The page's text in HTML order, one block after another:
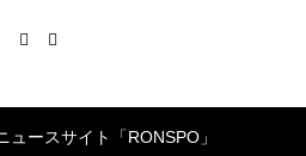
ュースサイト「RONSPO」